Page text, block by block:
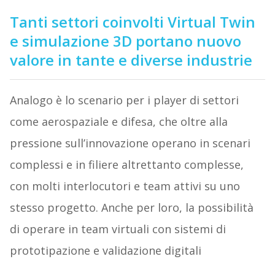
Tanti settori coinvolti Virtual Twin
e simulazione 3D portano nuovo
valore in tante e diverse industrie
Analogo è lo scenario per i player di settori
come aerospaziale e difesa, che oltre alla
pressione sull’innovazione operano in scenari
complessi e in filiere altrettanto complesse,
con molti interlocutori e team attivi su uno
stesso progetto. Anche per loro, la possibilità
di operare in team virtuali con sistemi di
prototipazione e validazione digitali